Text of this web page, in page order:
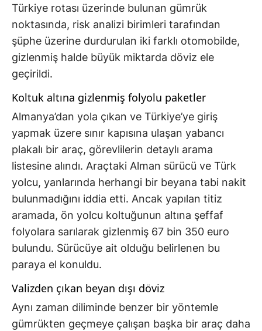
Türkiye rotası üzerinde bulunan gümrük
noktasında, risk analizi birimleri tarafından
şüphe üzerine durdurulan iki farklı otomobilde,
gizlenmiş halde büyük miktarda döviz ele
geçirildi.
Koltuk altına gizlenmiş folyolu paketler
Almanya’dan yola çıkan ve Türkiye’ye giriş
yapmak üzere sınır kapısına ulaşan yabancı
plakalı bir araç, görevlilerin detaylı arama
listesine alındı. Araçtaki Alman sürücü ve Türk
yolcu, yanlarında herhangi bir beyana tabi nakit
bulunmadığını iddia etti. Ancak yapılan titiz
aramada, ön yolcu koltuğunun altına şeffaf
folyolara sarılarak gizlenmiş 67 bin 350 euro
bulundu. Sürücüye ait olduğu belirlenen bu
paraya el konuldu.
Valizden çıkan beyan dışı döviz
Aynı zaman diliminde benzer bir yöntemle
gümrükten geçmeye çalışan başka bir araç daha